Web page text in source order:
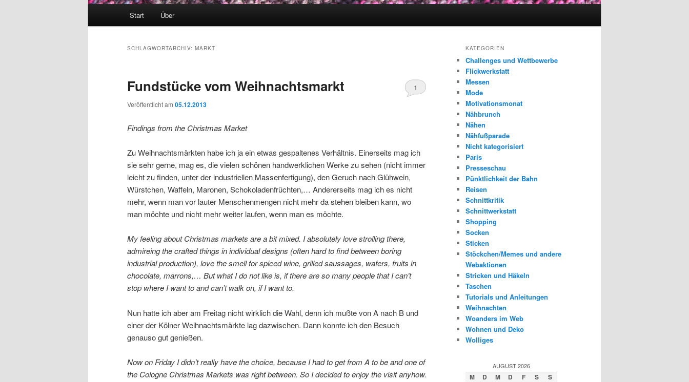
Start Über
SCHLAGWORTARCHIV: MARKT
Fundstücke vom Weihnachtsmarkt
Veröffentlicht am 05.12.2013
1
Findings from the Christmas Market
Zu Weihnachtsmärkten habe ich ja ein etwas gespaltenes Verhältnis. Einerseits mag ich
sie sehr gerne, mag es, die vielen schönen handwerklichen Werke zu sehen (nicht immer
leicht zu finden, unter der industriellen Massenfertigung), den Geruch nach Glühwein,
Würstchen, Waffeln, Maronen, Schokoladenfrüchten,… Andererseits mag ich es nicht
mehr, wenn man vor lauter Menschenmengen nicht mehr da stehen bleiben kann, wo
man möchte und nicht mehr weiter laufen, wenn man es möchte.
My feeling about Christmas markets are a bit mixed. I absolutely love strolling there,
admireing the crafted things in individual designs (often hard to find between boring
industrial production), love the smell for spiced wine, grilled saussages, wafers, fruits in
chocolate, marrons,… But what I do not like is, if there are so many people that I can’t
stop where I want to and can’t walk on, if I want to.
Nun hatte ich aber am Freitag nicht wirklich die Wahl, denn ich mußte von A nach B und
einer der Kölner Weihnachtsmärkte lag dazwischen. Dann konnte ich den Besuch
genauso gut genießen.
Now on Friday I didn’t really have the choice, because I had to get from A to be and one of
the Cologne Christmas Markets was right between. So I decided to enjoy the visit anyhow.
KATEGORIEN
Challenges und Wettbewerbe
Flickwerkstatt
Messen
Mode
Motivationsmonat
Nähbrunch
Nähen
Nähfußparade
Nicht kategorisiert
Paris
Presseschau
Pünktlichkeit der Bahn
Reisen
Schnittkritik
Schnittwerkstatt
Shopping
Socken
Sticken
Stöckchen/Memes und andere
Webaktionen
Stricken und Häkeln
Taschen
Tutorials und Anleitungen
Weihnachten
Woanders im Web
Wohnen und Deko
Wolliges
AUGUST 2026
M D M D F S
S